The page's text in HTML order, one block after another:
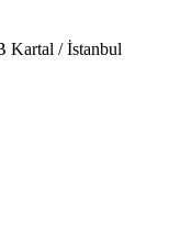
Kartal / İstanbul